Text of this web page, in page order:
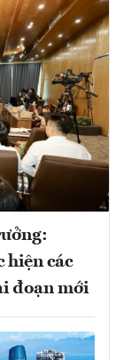
hiện các
đoạn mới